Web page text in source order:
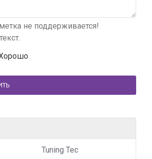
не поддерживается!
Tuning Tec